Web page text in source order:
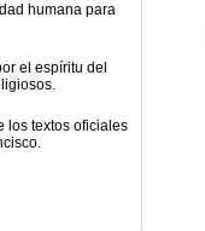
humana para
el espíritu del
los textos oficiales